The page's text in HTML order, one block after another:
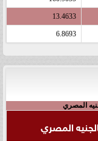
13.4633
6.8693
المصري
المصري